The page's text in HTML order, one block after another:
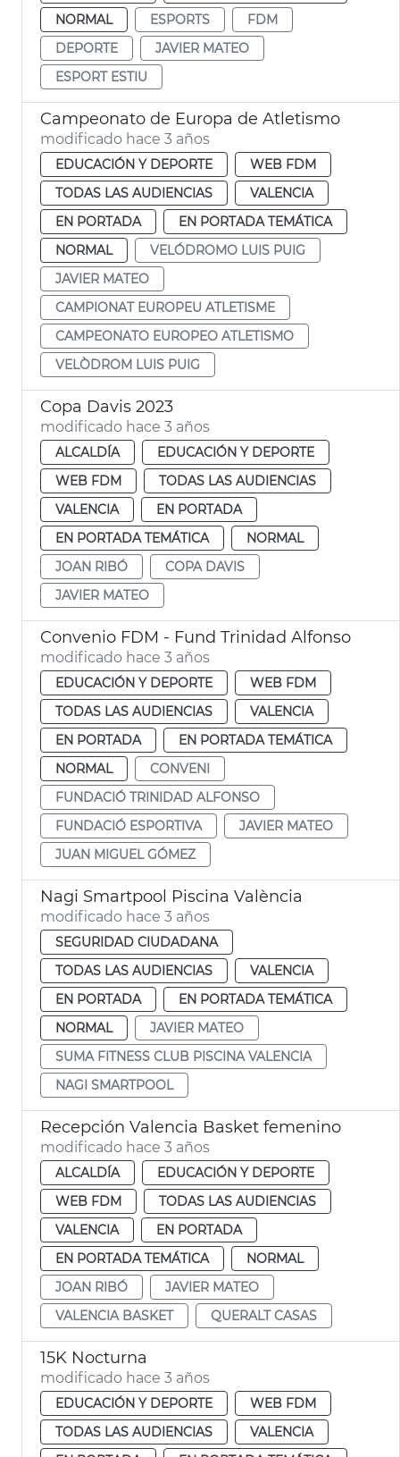
NORMAL
ESPORTS
FDM
DEPORTE
JAVIER MATEO
ESPORT ESTIU
Campeonato de Europa de Atletismo
modificado hace 3 años
EDUCACIÓN Y DEPORTE
WEB FDM
TODAS LAS AUDIENCIAS
VALENCIA
EN PORTADA
EN PORTADA TEMÁTICA
NORMAL
VELÓDROMO LUIS PUIG
JAVIER MATEO
CAMPIONAT EUROPEU ATLETISME
CAMPEONATO EUROPEO ATLETISMO
VELÒDROM LUIS PUIG
Copa Davis 2023
modificado hace 3 años
ALCALDÍA
EDUCACIÓN Y DEPORTE
WEB FDM
TODAS LAS AUDIENCIAS
VALENCIA
EN PORTADA
EN PORTADA TEMÁTICA
NORMAL
JOAN RIBÓ
COPA DAVIS
JAVIER MATEO
Convenio FDM - Fund Trinidad Alfonso
modificado hace 3 años
EDUCACIÓN Y DEPORTE
WEB FDM
TODAS LAS AUDIENCIAS
VALENCIA
EN PORTADA
EN PORTADA TEMÁTICA
NORMAL
CONVENI
FUNDACIÓ TRINIDAD ALFONSO
FUNDACIÓ ESPORTIVA
JAVIER MATEO
JUAN MIGUEL GÓMEZ
Nagi Smartpool Piscina València
modificado hace 3 años
SEGURIDAD CIUDADANA
TODAS LAS AUDIENCIAS
VALENCIA
EN PORTADA
EN PORTADA TEMÁTICA
NORMAL
JAVIER MATEO
SUMA FITNESS CLUB PISCINA VALENCIA
NAGI SMARTPOOL
Recepción Valencia Basket femenino
modificado hace 3 años
ALCALDÍA
EDUCACIÓN Y DEPORTE
WEB FDM
TODAS LAS AUDIENCIAS
VALENCIA
EN PORTADA
EN PORTADA TEMÁTICA
NORMAL
JOAN RIBÓ
JAVIER MATEO
VALENCIA BASKET
QUERALT CASAS
15K Nocturna
modificado hace 3 años
EDUCACIÓN Y DEPORTE
WEB FDM
TODAS LAS AUDIENCIAS
VALENCIA